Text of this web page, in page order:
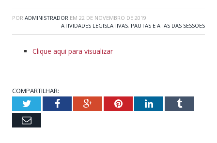
POR ADMINISTRADOR EM 22 DE NOVEMBRO DE 2019
ATIVIDADES LEGISLATIVAS, PAUTAS E ATAS DAS SESSÕES
Clique aqui para visualizar
COMPARTILHAR:
TwitterFacebookGoogle+PinterestLinkedInTumblr
Email